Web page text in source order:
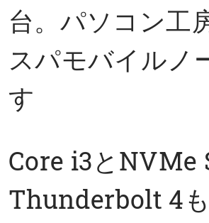
台。パソコン工
スパモバイルノ
す
Core i3とNVMe
Thunderbolt 4